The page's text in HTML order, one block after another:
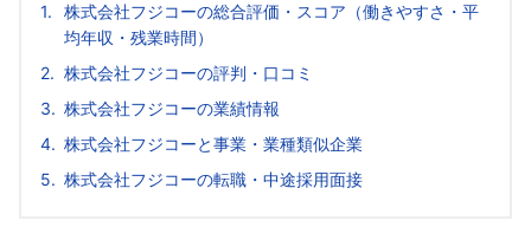
株式会社フジコーの総合評価・スコア（働きやすさ・平
均年収・残業時間）
株式会社フジコーの評判・口コミ
株式会社フジコーの業績情報
株式会社フジコーと事業・業種類似企業
株式会社フジコーの転職・中途採用面接